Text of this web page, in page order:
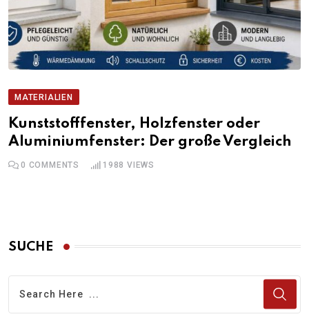
MATERIALIEN
Kunststofffenster, Holzfenster oder
Aluminiumfenster: Der große Vergleich
0 COMMENTS 1988 VIEWS
SUCHE